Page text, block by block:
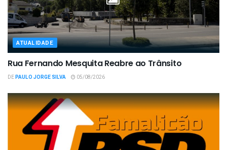
ATUALIDADE
Rua Fernando Mesquita Reabre ao Trânsito
DEPAULO JORGE SILVA 05/08/2026